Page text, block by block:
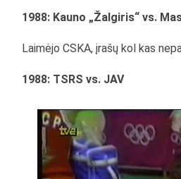
1988: Kauno „Žalgiris“ vs.
Laimėjo CSKA, įrašų kol kas
1988: TSRS vs. JAV